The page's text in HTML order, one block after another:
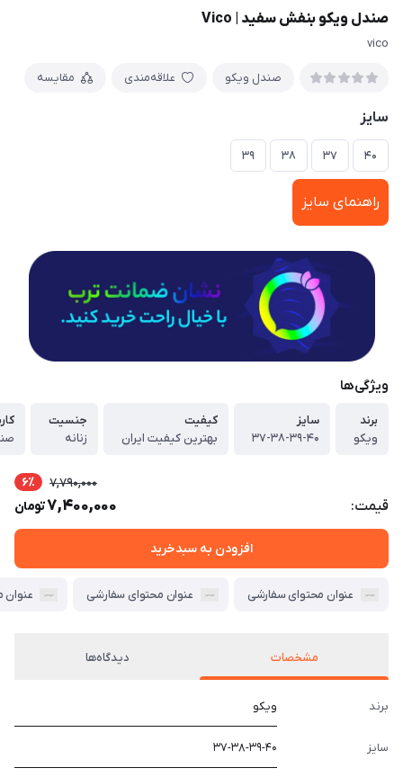
صندل ویکو بنفش سفید | Vico
vico
صندل ویکو علاقه‌مندی مقایسه
سایز
۴۰ ۳۷ ۳۸ ۳۹
راهنمای سایز
ویژگی‌ها
برند
ویکو
سایز
۳۷-۳۸-۳۹-۴۰
کیفیت
بهترین کیفیت ایران
جنسیت
زنانه
قیمت:
7,790,000 6٪
7,400,000تومان
افزودن به سبدخرید
عنوان محتوای سفارشی عنوان محتوای سفارشی عنوان
مشخصات دیدگاه‌ها
برند ویکو
سایز ۳۷-۳۸-۳۹-۴۰